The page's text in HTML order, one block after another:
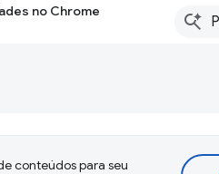
no Chrome
conteúdos para seu